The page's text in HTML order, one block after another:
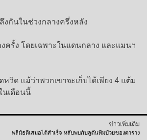
งกันในช่วงกลางครึ่งหลัง
รั้ง โดยเฉพาะในแดนกลาง และแมนฯ
ด แม้ว่าพวกเขาจะเก็บได้เพียง 4 แต้ม
นเดือนนี้
ข่าวเพิ่มเติม
พลีมัธตีเสมอได้สำเร็จ หลับพบกับลูตันทีมบ๊วยของตาราง